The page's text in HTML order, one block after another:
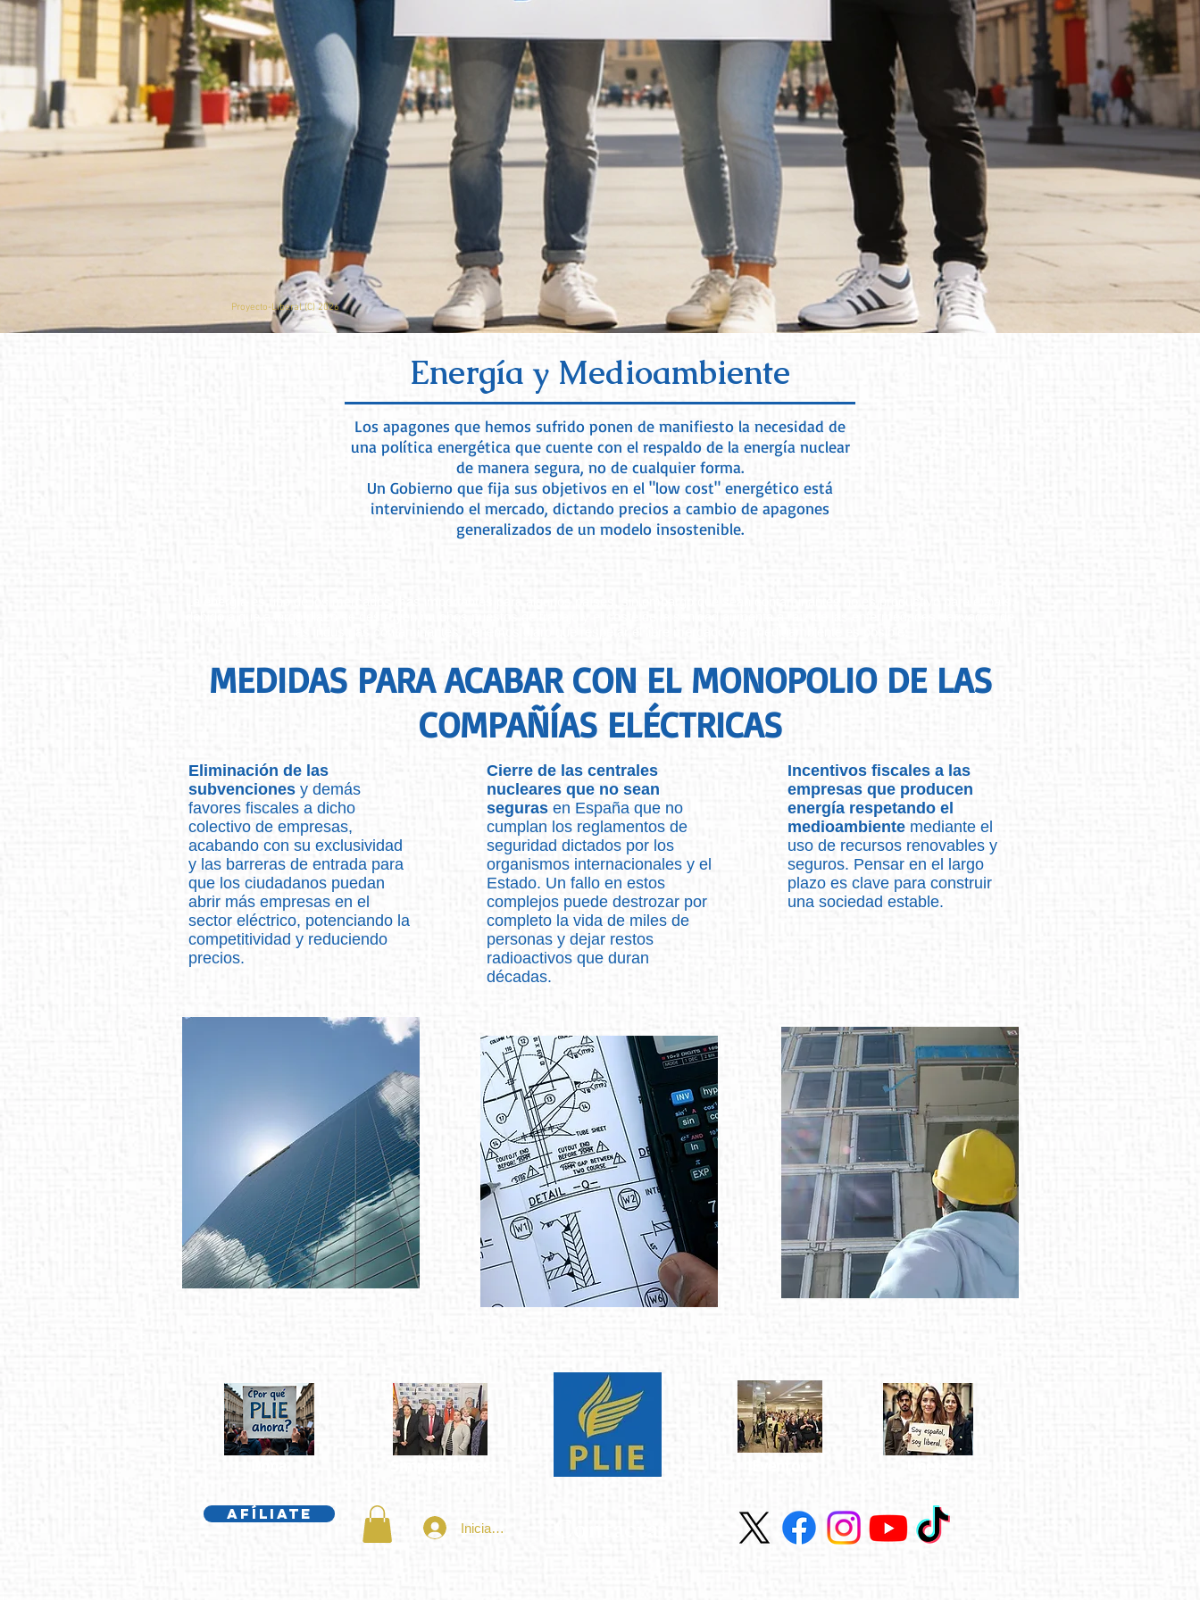
Proyecto-Liberal (C) 2026
Los apagones que hemos sufrido ponen de manifiesto la necesidad de
una política energética que cuente con el respaldo de la energía nuclear
de manera segura, no de cualquier forma.
Un Gobierno que fija sus objetivos en el "low cost" energético está
interviniendo el mercado, dictando precios a cambio de apagones
generalizados de un modelo insostenible.
Energía y Medioambiente
MEDIDAS PARA ACABAR CON EL MONOPOLIO DE LAS
COMPAÑÍAS ELÉCTRICAS
Eliminación de las
subvenciones y demás
favores fiscales a dicho
colectivo de empresas,
acabando con su exclusividad
y las barreras de entrada para
que los ciudadanos puedan
abrir más empresas en el
sector eléctrico, potenciando la
competitividad y reduciendo
precios.
Cierre de las centrales
nucleares que no sean
seguras en España que no
cumplan los reglamentos de
seguridad dictados por los
organismos internacionales y el
Estado. Un fallo en estos
complejos puede destrozar por
completo la vida de miles de
personas y dejar restos
radioactivos que duran
décadas.
Incentivos fiscales a las
empresas que producen
energía respetando el
medioambiente mediante el
uso de recursos renovables y
seguros. Pensar en el largo
plazo es clave para construir
una sociedad estable.
Afíliate
Iniciar sesión